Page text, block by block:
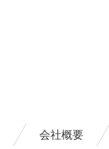
会社概要